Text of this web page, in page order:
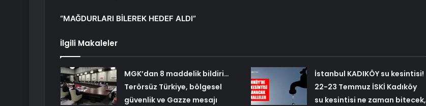
“MAĞDURLARI BİLEREK HEDEF ALDI”
İlgili Makaleler
MGK’dan 8 maddelik bildiri…
Terörsüz Türkiye, bölgesel
güvenlik ve Gazze mesajı
İstanbul KADIKÖY su kesintisi!
22-23 Temmuz İSKİ Kadıköy
su kesintisi ne zaman bitecek,